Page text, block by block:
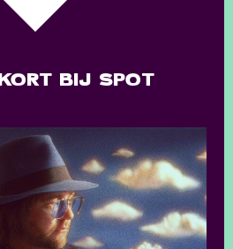
BIJ SPOT